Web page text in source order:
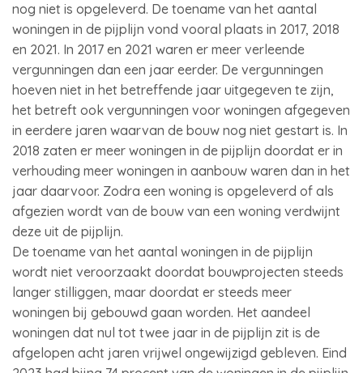
nog niet is opgeleverd. De toename van het aantal
woningen in de pijplijn vond vooral plaats in 2017, 2018
en 2021. In 2017 en 2021 waren er meer verleende
vergunningen dan een jaar eerder. De vergunningen
hoeven niet in het betreffende jaar uitgegeven te zijn,
het betreft ook vergunningen voor woningen afgegeven
in eerdere jaren waarvan de bouw nog niet gestart is. In
2018 zaten er meer woningen in de pijplijn doordat er in
verhouding meer woningen in aanbouw waren dan in het
jaar daarvoor. Zodra een woning is opgeleverd of als
afgezien wordt van de bouw van een woning verdwijnt
deze uit de pijplijn.
De toename van het aantal woningen in de pijplijn
wordt niet veroorzaakt doordat bouwprojecten steeds
langer stilliggen, maar doordat er steeds meer
woningen bij gebouwd gaan worden. Het aandeel
woningen dat nul tot twee jaar in de pijplijn zit is de
afgelopen acht jaren vrijwel ongewijzigd gebleven. Eind